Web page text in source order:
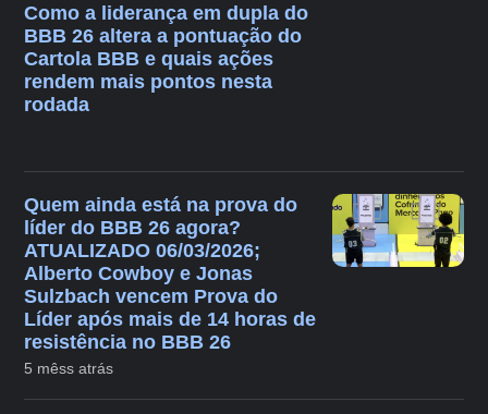
Como a liderança em dupla do
BBB 26 altera a pontuação do
Cartola BBB e quais ações
rendem mais pontos nesta
rodada
Quem ainda está na prova do
líder do BBB 26 agora?
ATUALIZADO 06/03/2026;
Alberto Cowboy e Jonas
Sulzbach vencem Prova do
Líder após mais de 14 horas de
resistência no BBB 26
5 mêss atrás